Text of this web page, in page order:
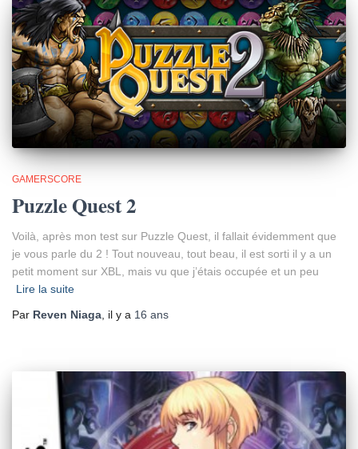
GAMERSCORE
Puzzle Quest 2
Voilà, après mon test sur Puzzle Quest, il fallait évidemment que
je vous parle du 2 ! Tout nouveau, tout beau, il est sorti il y a un
petit moment sur XBL, mais vu que j’étais occupée et un peu
Lire la suite
Par Reven Niaga, il y a 16 ans